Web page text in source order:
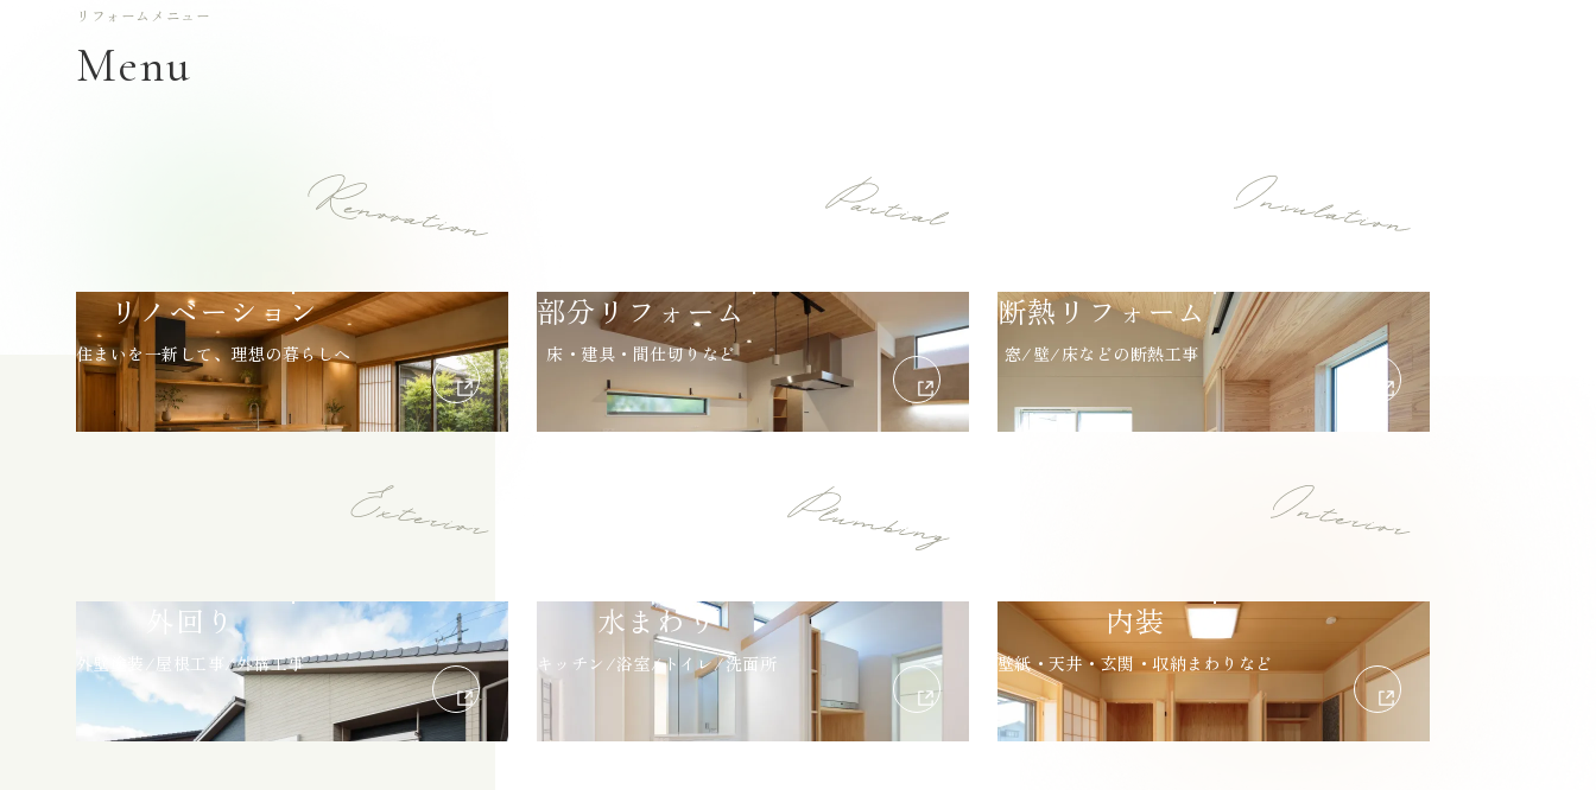
リフォームメニュー
Menu
リノベーション
住まいを一新して、理想の暮らしへ
部分リフォーム
床・建具・間仕切りなど
断熱リフォーム
窓/壁/床などの断熱工事
外回り
外壁塗装/屋根工事/外構工事
水まわり
キッチン/浴室/トイレ/洗面所
内装
壁紙・天井・玄関・収納まわりなど